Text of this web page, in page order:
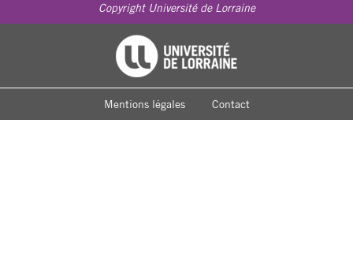
Copyright Université de Lorraine
Université de Lorraine
Mentions légales Contact